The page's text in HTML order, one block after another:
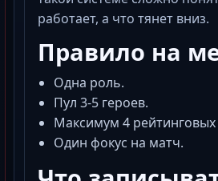
работает, а что тянет вниз.
Правило на
Одна роль.
Пул 3-5 героев.
Максимум 4
Один фокус на матч.